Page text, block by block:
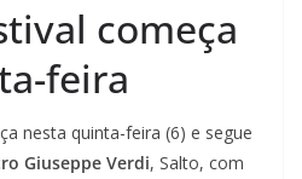
começa
feira
nesta quinta-feira (6) e segue
Giuseppe Verdi, Salto, com